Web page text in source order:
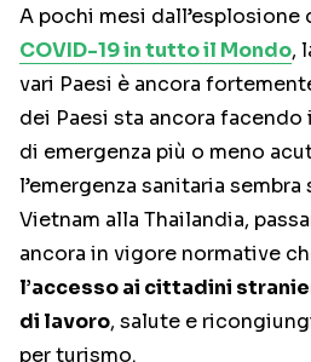
A pochi mesi dall’esplosione
COVID-19 in tutto il Mondo,
vari Paesi è ancora
dei Paesi sta ancora
di emergenza più o meno
l’emergenza sanitaria
Vietnam alla Thailandia,
ancora in vigore normative
l’accesso ai cittadini
di lavoro, salute e
per turismo.